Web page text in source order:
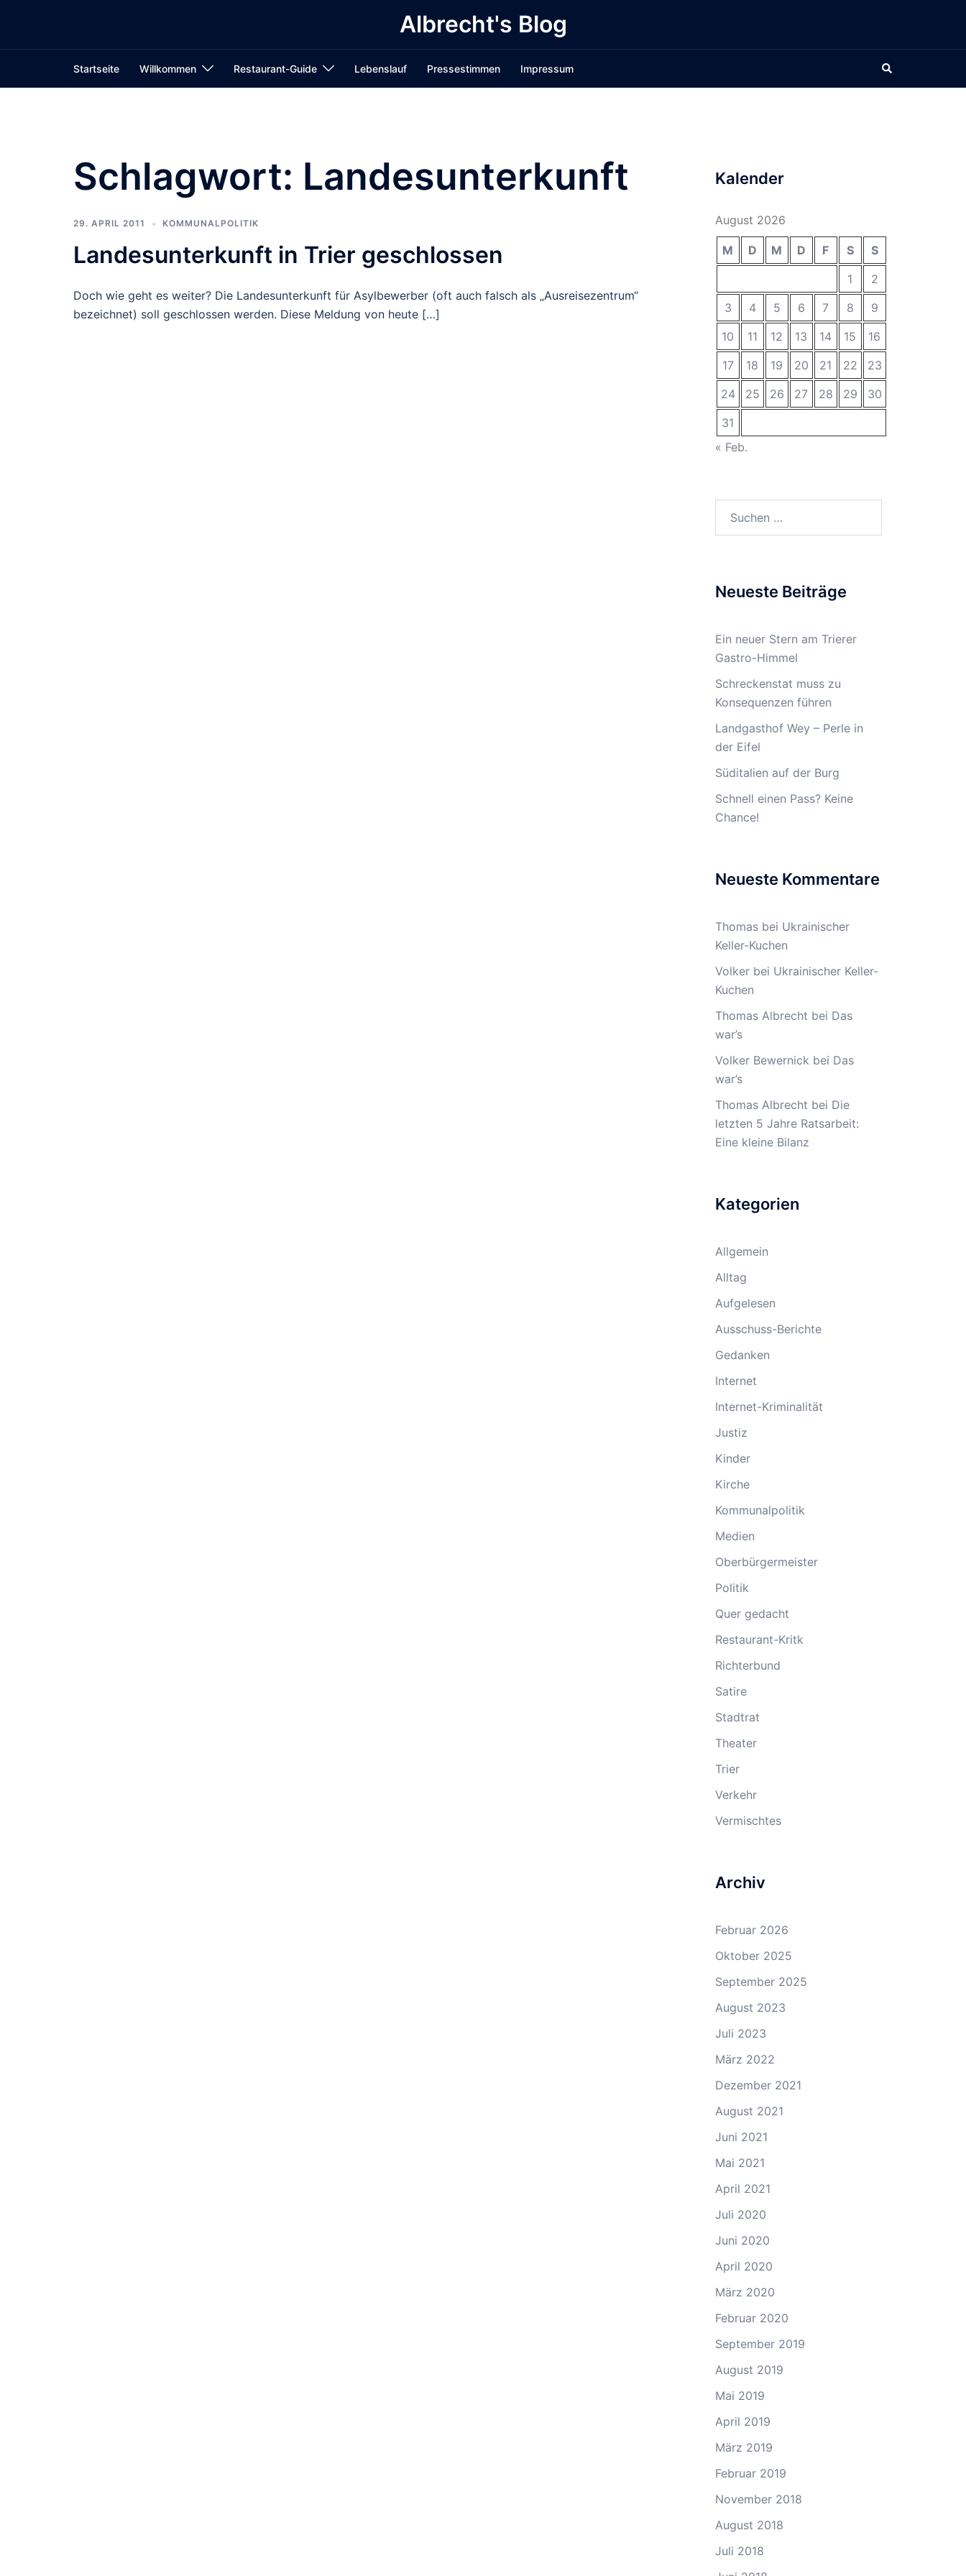
springen
Albrecht's Blog
Startseite Willkommen Restaurant-Guide Lebenslauf Pressestimmen Impressum Suche
Schlagwort: Landesunterkunft
29. APRIL 2011 KOMMUNALPOLITIK
Landesunterkunft in Trier geschlossen
Doch wie geht es weiter? Die Landesunterkunft für Asylbewerber (oft auch falsch als „Ausreisezentrum“
bezeichnet) soll geschlossen werden. Diese Meldung von heute […]
Kalender
August 2026
M D M D F S
S
1
2
3
4 5 6 7 8
9
10
11 12 13 14 15
16
17
18 19 20 21 22
23
24
25 26 27 28 29
30
31
« Feb.
Neueste Beiträge
Ein neuer Stern am Trierer
Gastro-Himmel
Schreckenstat muss zu
Konsequenzen führen
Landgasthof Wey – Perle in
der Eifel
Süditalien auf der Burg
Schnell einen Pass? Keine
Chance!
Neueste Kommentare
Thomasbei Ukrainischer
Keller-Kuchen
Volkerbei Ukrainischer Keller-
Kuchen
Thomas Albrecht bei Das
war’s
Volker Bewernick bei Das
war’s
Thomas Albrecht bei Die
letzten 5 Jahre Ratsarbeit:
Eine kleine Bilanz
Kategorien
Allgemein
Alltag
Aufgelesen
Ausschuss-Berichte
Gedanken
Internet
Internet-Kriminalität
Justiz
Kinder
Kirche
Kommunalpolitik
Medien
Oberbürgermeister
Politik
Quer gedacht
Restaurant-Kritk
Richterbund
Satire
Stadtrat
Theater
Trier
Verkehr
Vermischtes
Archiv
Februar 2026
Oktober 2025
September 2025
August 2023
Juli 2023
März 2022
Dezember 2021
August 2021
Juni 2021
Mai 2021
April 2021
Juli 2020
Juni 2020
April 2020
März 2020
Februar 2020
September 2019
August 2019
Mai 2019
April 2019
März 2019
Februar 2019
November 2018
August 2018
Juli 2018